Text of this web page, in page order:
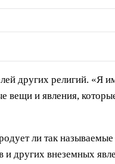
других религий. «Я
вещи и явления,
ли так
и других внеземных